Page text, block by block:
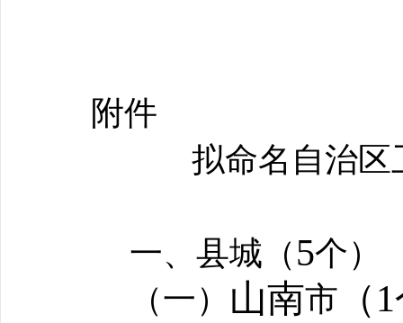
附件
拟命名自治区
一、县城（5个）
（一） 山南市 （1